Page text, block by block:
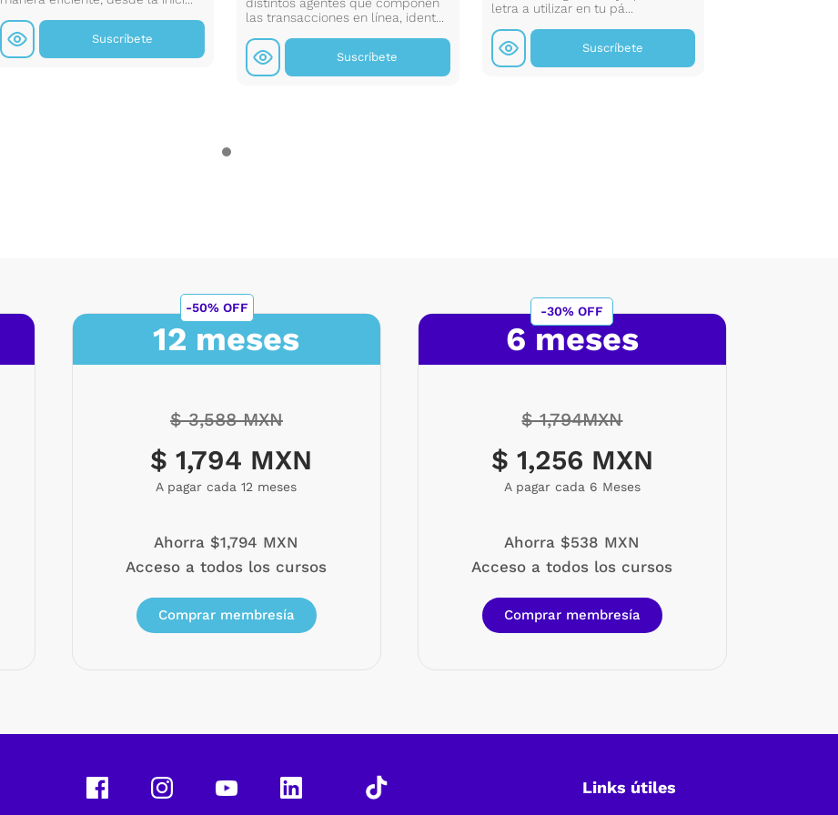
Suscríbete
las transacciones en línea, ident...
Suscríbete
letra a utilizar en tu pá...
Suscríbete
-50% OFF -30% OFF
12 meses
$ 3,588 MXN
$ 1,794 MXN
A pagar cada 12 meses
Ahorra $1,794 MXN
Acceso a todos los cursos
Comprar membresía
6 meses
$ 1,794MXN
$ 1,256 MXN
A pagar cada 6 Meses
Ahorra $538 MXN
Acceso a todos los cursos
Comprar membresía
Links útiles